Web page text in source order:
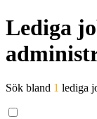
Lediga
Sök bland 1 lediga